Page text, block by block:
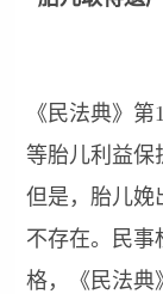
《民法典》
等胎儿利益保
但是，胎儿娩
不存在。民事
格，《民法典